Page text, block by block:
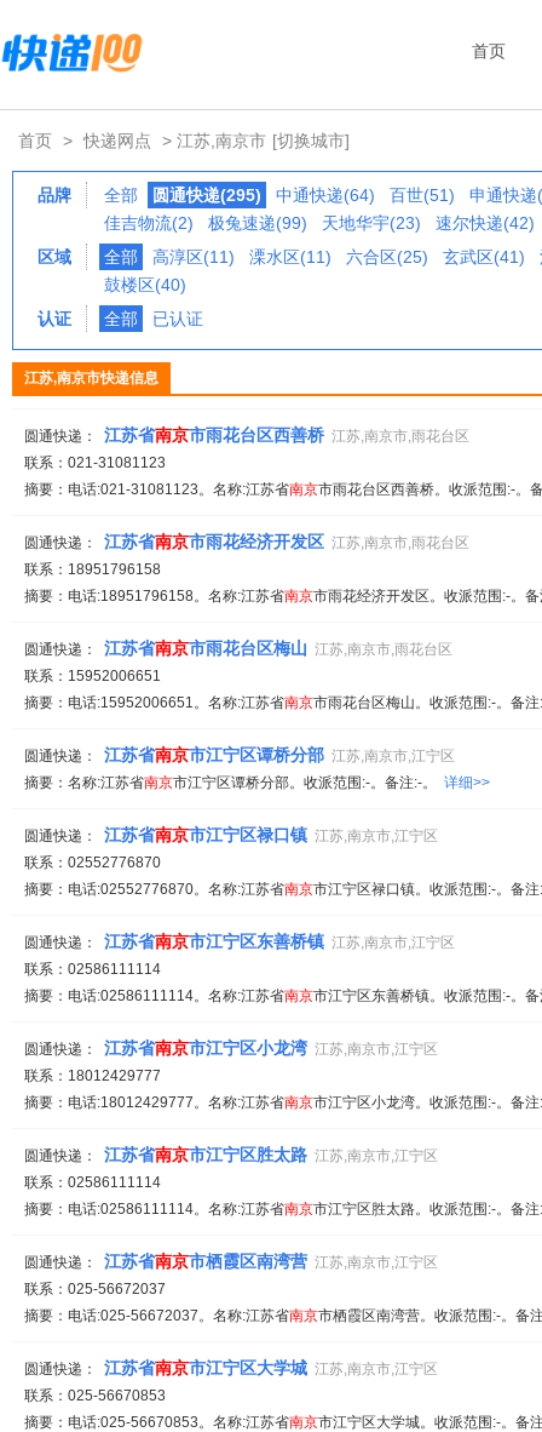
首页
首页 > 快递网点 > 江苏,南京市 [切换城市]
品牌 全部 圆通快递(295) 中通快递(64) 百世(51)
申通快递
佳吉物流(2)
极兔速递(99) 天地华宇(23)
速尔快递(42)
区域
全部 高淳区(11) 溧水区(11) 六合区(25) 玄武区(41)
鼓楼区(40)
认证
全部 已认证
江苏,南京市快递信息
圆通快递： 江苏省南京市雨花台区西善桥 江苏,南京市,雨花台区
联系：021-31081123
摘要：电话:021-31081123。名称:江苏省南京市雨花台区西善桥。收派范围:-。
圆通快递： 江苏省南京市雨花经济开发区 江苏,南京市,雨花台区
联系：18951796158
摘要：电话:18951796158。名称:江苏省南京市雨花经济开发区。收派范围:-。
圆通快递： 江苏省南京市雨花台区梅山 江苏,南京市,雨花台区
联系：15952006651
摘要：电话:15952006651。名称:江苏省南京市雨花台区梅山。收派范围:-。备
圆通快递： 江苏省南京市江宁区谭桥分部 江苏,南京市,江宁区
摘要：名称:江苏省南京市江宁区谭桥分部。收派范围:-。备注:-。 详细>>
圆通快递： 江苏省南京市江宁区禄口镇 江苏,南京市,江宁区
联系：02552776870
摘要：电话:02552776870。名称:江苏省南京市江宁区禄口镇。收派范围:-。备
圆通快递： 江苏省南京市江宁区东善桥镇 江苏,南京市,江宁区
联系：02586111114
摘要：电话:02586111114。名称:江苏省南京市江宁区东善桥镇。收派范围:-。
圆通快递： 江苏省南京市江宁区小龙湾 江苏,南京市,江宁区
联系：18012429777
摘要：电话:18012429777。名称:江苏省南京市江宁区小龙湾。收派范围:-。备
圆通快递： 江苏省南京市江宁区胜太路 江苏,南京市,江宁区
联系：02586111114
摘要：电话:02586111114。名称:江苏省南京市江宁区胜太路。收派范围:-。备
圆通快递： 江苏省南京市栖霞区南湾营 江苏,南京市,江宁区
联系：025-56672037
摘要：电话:025-56672037。名称:江苏省南京市栖霞区南湾营。收派范围:-。备
圆通快递： 江苏省南京市江宁区大学城 江苏,南京市,江宁区
联系：025-56670853
摘要：电话:025-56670853。名称:江苏省南京市江宁区大学城。收派范围:-。备